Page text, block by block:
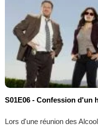
S01E06 - Confession d'un
Lors d'une réunion des